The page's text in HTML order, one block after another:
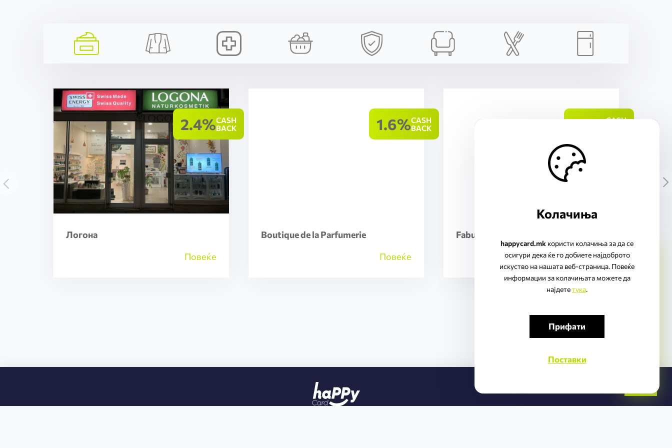
2.4%CASH
BACK
Логона
1.6%CASH
BACK
Boutique de la Parfumerie
1.6%CASH
Fabuspot
Повеќе
Колачиња
happycard.mk користи колачиња за да се
осигури дека ќе го добиете најдоброто
искуство на нашата веб-страница. Повеќе
информации за колачињата можете да
најдететука.
Прифати
Поставки